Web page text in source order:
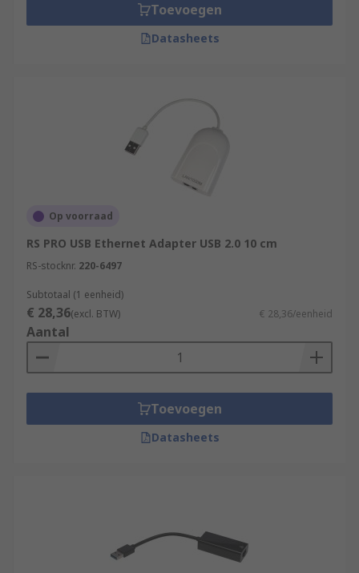
Toevoegen
Datasheets
Op voorraad
RS PRO USB Ethernet Adapter USB 2.0 10 cm
RS-stocknr. 220-6497
Subtotaal (1 eenheid)
€ 28,36(excl. BTW) € 28,36/eenheid
Aantal
Toevoegen
Datasheets